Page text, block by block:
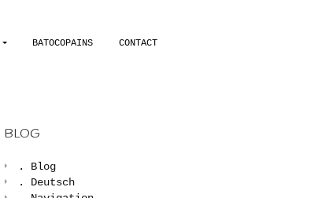
BATOCOPAINS CONTACT
BLOG
. Blog
. Deutsch